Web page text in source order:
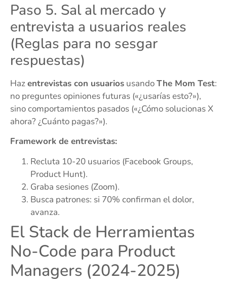
Paso 5. Sal al mercado y
entrevista a usuarios reales
(Reglas para no sesgar
respuestas)
Hazentrevistas con usuarios usandoThe Mom Test:
no preguntes opiniones futuras («¿usarías esto?»),
sino comportamientos pasados («¿Cómo solucionas X
ahora? ¿Cuánto pagas?»).
Framework de entrevistas:
Recluta 10-20 usuarios (Facebook Groups,
Product Hunt).
Graba sesiones (Zoom).
Busca patrones: si 70% confirman el dolor,
avanza.
El Stack de Herramientas
No-Code para Product
Managers (2024-2025)